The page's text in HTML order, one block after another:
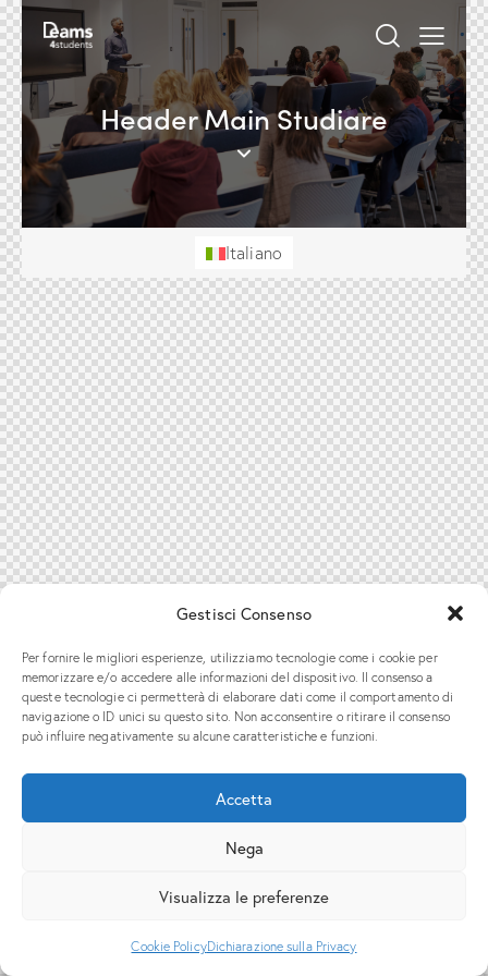
Gestisci Consenso
Per fornire le migliori esperienze, utilizziamo tecnologie come i cookie per
memorizzare e/o accedere alle informazioni del dispositivo. Il consenso a
queste tecnologie ci permetterà di elaborare dati come il comportamento di
navigazione o ID unici su questo sito. Non acconsentire o ritirare il consenso
può influire negativamente su alcune caratteristiche e funzioni.
Accetta
Nega
Visualizza le preferenze
Cookie PolicyDichiarazione sulla Privacy
Header Main Studiare
Italiano